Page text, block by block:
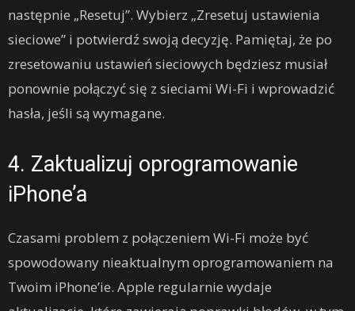
następnie „Resetuj”. Wybierz „Zresetuj ustawienia
sieciowe” i potwierdź swoją decyzję. Pamiętaj, że po
zresetowaniu ustawień sieciowych będziesz musiał
ponownie połączyć się z sieciami Wi-Fi i wprowadzić
hasła, jeśli są wymagane.
4. Zaktualizuj oprogramowanie
iPhone’a
Czasami problem z połączeniem Wi-Fi może być
spowodowany nieaktualnym oprogramowaniem na
Twoim iPhone’ie. Apple regularnie wydaje